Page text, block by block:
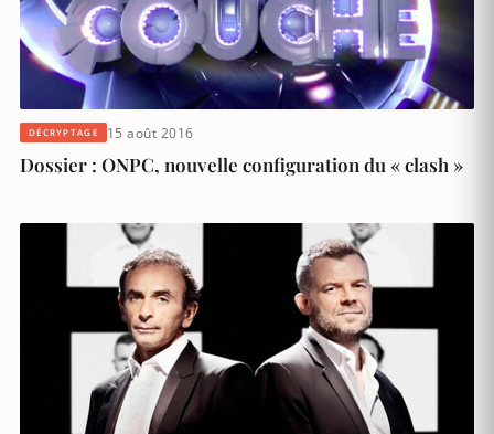
DÉCRYPTAGE 15 août 2016
Dossier : ONPC, nouvelle configuration du « clash »